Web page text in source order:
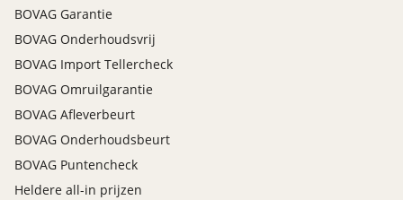
BOVAG Garantie
BOVAG Onderhoudsvrij
BOVAG Import Tellercheck
BOVAG Omruilgarantie
BOVAG Afleverbeurt
BOVAG Onderhoudsbeurt
BOVAG Puntencheck
Heldere all-in prijzen